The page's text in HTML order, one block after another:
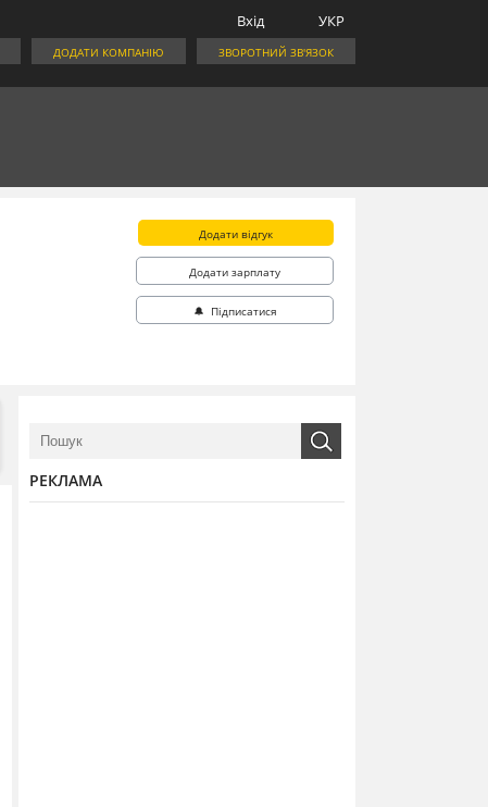
УКР
Вхід
ЗВОРОТНИЙ ЗВ'ЯЗОК
ДОДАТИ КОМПАНІЮ
Додати відгук
Додати зарплату
🔔 Підписатися
РЕКЛАМА